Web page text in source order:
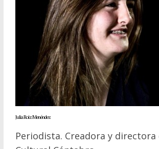
Julia Roiz Menéndez
Periodista. Creadora y directora